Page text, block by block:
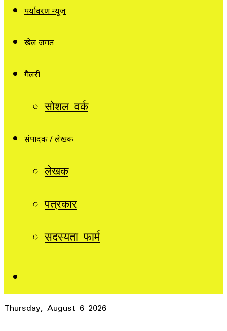
पर्यावरण न्यूज़
खेल जगत
गैलरी
सोशल वर्क
संपादक / लेखक
लेखक
पत्रकार
सदस्यता फार्म
Thursday, August 6 2026